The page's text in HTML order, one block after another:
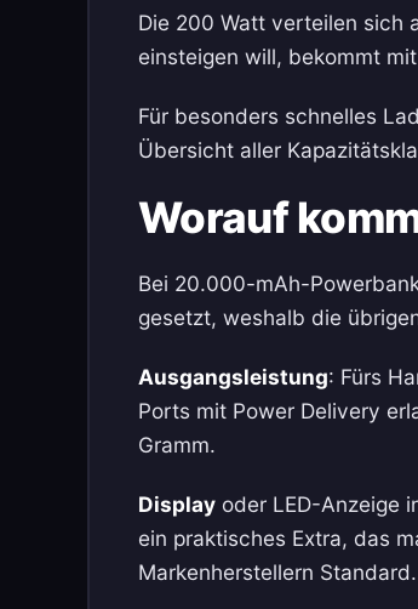
Die 200 Watt verteilen sich
einsteigen will, bekommt
Für besonders schnelles
Übersicht aller
Worauf
Bei 20.000-mAh-
gesetzt, weshalb die
Ausgangsleistung: Fürs
Ports mit Power Delivery
Gramm.
Display oder LED-Anzeige
ein praktisches Extra, das
Markenherstellern Standard.